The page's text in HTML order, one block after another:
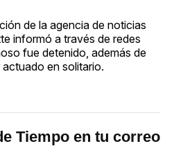
de la agencia de noticias
informó a través de redes
fue detenido, además de
en solitario.
Tiempo en tu correo